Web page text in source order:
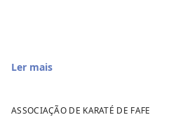
Ler mais
ASSOCIAÇÃO DE KARATÉ DE FAFE